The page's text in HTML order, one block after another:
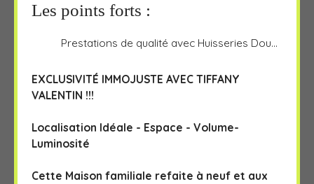
Les points forts :
Prestations de qualité avec Huisseries Double Vitrage PVC, Porte d'entrée ALU, Volets électriques, radiateurs récents, Chaudière Frisquet ,Tableau Electrique aux normes, Toiture 2003, Store Ban motorisé, Porte de garage motorisée, Aspirateur Centralisé Moustiquaires.
EXCLUSIVITÉ IMMOJUSTE AVEC TIFFANY
VALENTIN !!!
Localisation Idéale - Espace - Volume-
Luminosité
Cette Maison familiale refaite à neuf et aux